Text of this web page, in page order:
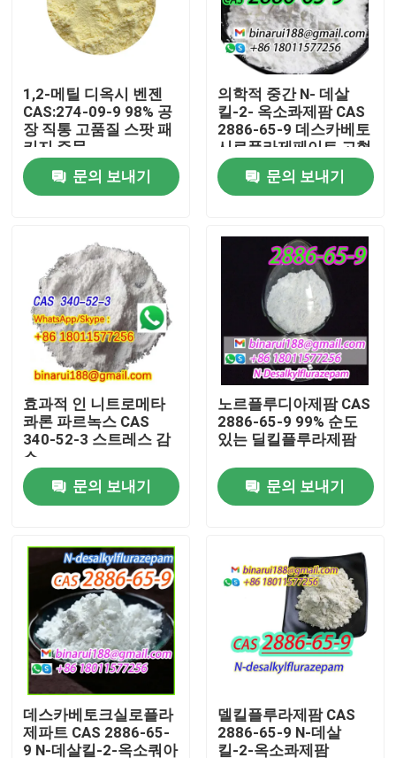
제품
비디오
우리 에 관한 것
공장 투어
인용 을 요청 하십시오
일일화학원료
무기 화학적 원료
좋은 화학 중간체
1,2-메틸 디옥시 벤젠
CAS:274-09-9 98% 공
장 직통 고품질 스팟 패
키지 주문
문의 보내기
의학적 중간 N- 데살
킬-2- 옥소콰제팜 CAS
2886-65-9 데스카베토
시로플라제페이트 고형
의 깔끔한 고체
문의 보내기
효과적 인 니트로메타
콰론 파르녹스 CAS
340-52-3 스트레스 감
소
문의 보내기
노르플루디아제팜 CAS
2886-65-9 99% 순도
있는 딜킬플루라제팜
문의 보내기
데스카베토크실로플라
제파트 CAS 2886-65-
9 N-데살킬-2-옥소쿼아
델킬플루라제팜 CAS
2886-65-9 N-데살
킬-2-옥소콰제팜